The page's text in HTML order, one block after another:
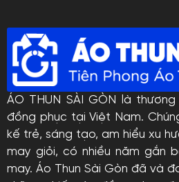
ÁO THUN SÀI GÒN là
đồng phục tại Việt Nam.
kế trẻ, sáng tạo, am hiểu xu
may giỏi, có nhiều năm gắn
may. Áo Thun Sài Gòn đã và